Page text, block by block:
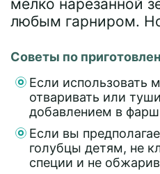
мелко нарезанной
любым гарниром.
Советы по
Если использовать
отваривать или
добавлением в фарш
Если вы
голубцы детям, не
специи и не